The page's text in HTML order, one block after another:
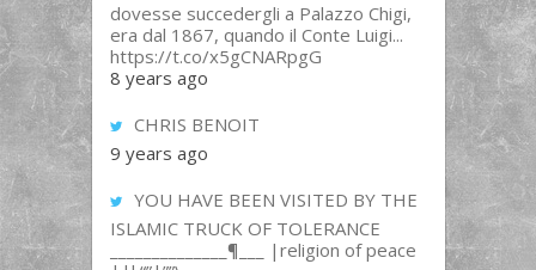
dovesse succedergli a Palazzo Chigi,
era dal 1867, quando il Conte Luigi...
https://t.co/x5gCNARpgG
8 years ago
CHRIS BENOIT
9 years ago
YOU HAVE BEEN VISITED BY THE
ISLAMIC TRUCK OF TOLERANCE
______________¶___ |religion of peace